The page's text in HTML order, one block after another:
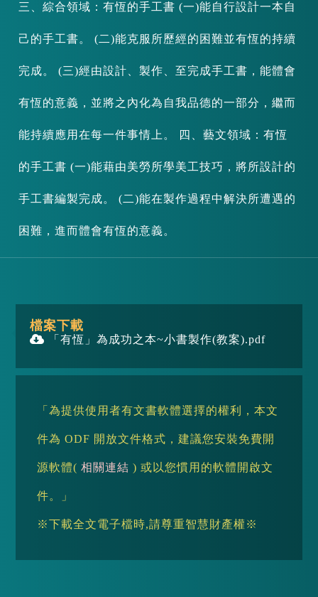
三、綜合領域：有恆的手工書 (一)能自行設計一本自
己的手工書。 (二)能克服所歷經的困難並有恆的持續
完成。 (三)經由設計、製作、至完成手工書，能體會
有恆的意義，並將之內化為自我品德的一部分，繼而
能持續應用在每一件事情上。 四、藝文領域：有恆
的手工書 (一)能藉由美勞所學美工技巧，將所設計的
手工書編製完成。 (二)能在製作過程中解決所遭遇的
困難，進而體會有恆的意義。
檔案下載
「有恆」為成功之本~小書製作(教案).pdf
「為提供使用者有文書軟體選擇的權利，本文
件為 ODF 開放文件格式，建議您安裝免費開
源軟體(相關連結 ) 或以您慣用的軟體開啟文
件。」
※下載全文電子檔時,請尊重智慧財產權※